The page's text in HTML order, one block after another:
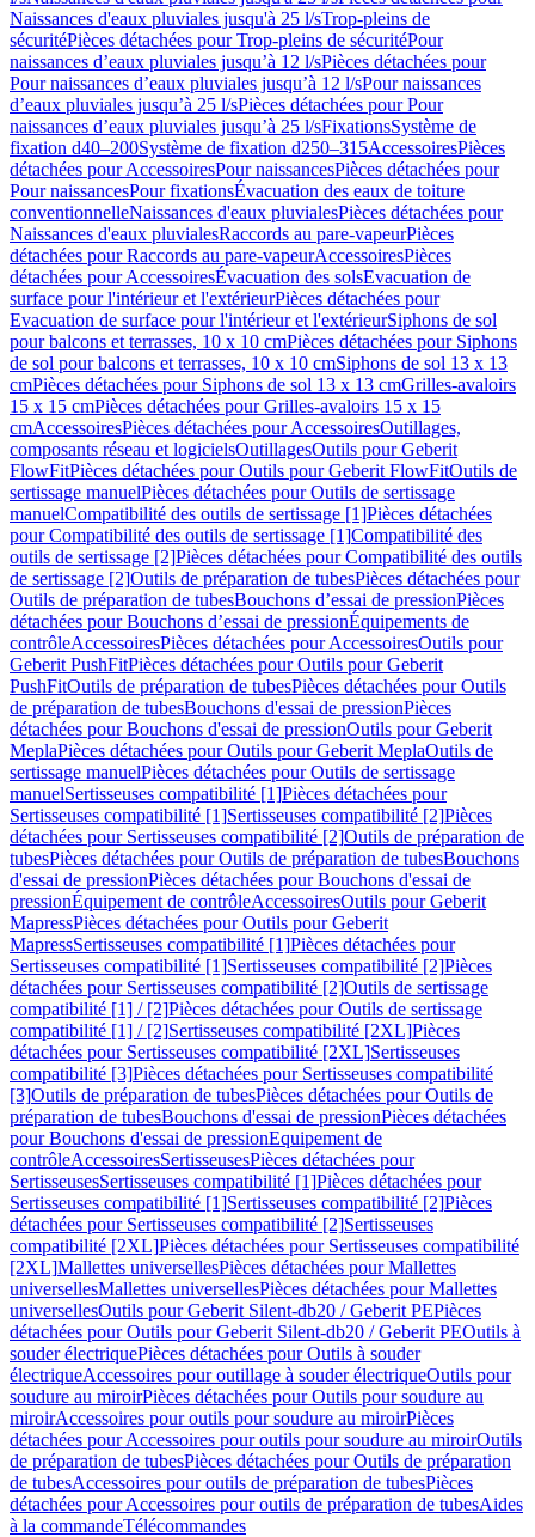
Naissances d'eaux pluviales jusqu'à 25 l/sTrop-pleins de
sécuritéPièces détachées pour Trop-pleins de sécuritéPour
naissances d’eaux pluviales jusqu’à 12 l/sPièces détachées pour
Pour naissances d’eaux pluviales jusqu’à 12 l/sPour naissances
d’eaux pluviales jusqu’à 25 l/sPièces détachées pour Pour
naissances d’eaux pluviales jusqu’à 25 l/sFixationsSystème de
fixation d40–200Système de fixation d250–315AccessoiresPièces
détachées pour AccessoiresPour naissancesPièces détachées pour
Pour naissancesPour fixationsÉvacuation des eaux de toiture
conventionnelleNaissances d'eaux pluvialesPièces détachées pour
Naissances d'eaux pluvialesRaccords au pare-vapeurPièces
détachées pour Raccords au pare-vapeurAccessoiresPièces
détachées pour AccessoiresÉvacuation des solsEvacuation de
surface pour l'intérieur et l'extérieurPièces détachées pour
Evacuation de surface pour l'intérieur et l'extérieurSiphons de sol
pour balcons et terrasses, 10 x 10 cmPièces détachées pour Siphons
de sol pour balcons et terrasses, 10 x 10 cmSiphons de sol 13 x 13
cmPièces détachées pour Siphons de sol 13 x 13 cmGrilles-avaloirs
15 x 15 cmPièces détachées pour Grilles-avaloirs 15 x 15
cmAccessoiresPièces détachées pour AccessoiresOutillages,
composants réseau et logicielsOutillagesOutils pour Geberit
FlowFitPièces détachées pour Outils pour Geberit FlowFitOutils de
sertissage manuelPièces détachées pour Outils de sertissage
manuelCompatibilité des outils de sertissage [1]Pièces détachées
pour Compatibilité des outils de sertissage [1]Compatibilité des
outils de sertissage [2]Pièces détachées pour Compatibilité des outils
de sertissage [2]Outils de préparation de tubesPièces détachées pour
Outils de préparation de tubesBouchons d’essai de pressionPièces
détachées pour Bouchons d’essai de pressionÉquipements de
contrôleAccessoiresPièces détachées pour AccessoiresOutils pour
Geberit PushFitPièces détachées pour Outils pour Geberit
PushFitOutils de préparation de tubesPièces détachées pour Outils
de préparation de tubesBouchons d'essai de pressionPièces
détachées pour Bouchons d'essai de pressionOutils pour Geberit
MeplaPièces détachées pour Outils pour Geberit MeplaOutils de
sertissage manuelPièces détachées pour Outils de sertissage
manuelSertisseuses compatibilité [1]Pièces détachées pour
Sertisseuses compatibilité [1]Sertisseuses compatibilité [2]Pièces
détachées pour Sertisseuses compatibilité [2]Outils de préparation de
tubesPièces détachées pour Outils de préparation de tubesBouchons
d'essai de pressionPièces détachées pour Bouchons d'essai de
pressionÉquipement de contrôleAccessoiresOutils pour Geberit
MapressPièces détachées pour Outils pour Geberit
MapressSertisseuses compatibilité [1]Pièces détachées pour
Sertisseuses compatibilité [1]Sertisseuses compatibilité [2]Pièces
détachées pour Sertisseuses compatibilité [2]Outils de sertissage
compatibilité [1] / [2]Pièces détachées pour Outils de sertissage
compatibilité [1] / [2]Sertisseuses compatibilité [2XL]Pièces
détachées pour Sertisseuses compatibilité [2XL]Sertisseuses
compatibilité [3]Pièces détachées pour Sertisseuses compatibilité
[3]Outils de préparation de tubesPièces détachées pour Outils de
préparation de tubesBouchons d'essai de pressionPièces détachées
pour Bouchons d'essai de pressionEquipement de
contrôleAccessoiresSertisseusesPièces détachées pour
SertisseusesSertisseuses compatibilité [1]Pièces détachées pour
Sertisseuses compatibilité [1]Sertisseuses compatibilité [2]Pièces
détachées pour Sertisseuses compatibilité [2]Sertisseuses
compatibilité [2XL]Pièces détachées pour Sertisseuses compatibilité
[2XL]Mallettes universellesPièces détachées pour Mallettes
universellesMallettes universellesPièces détachées pour Mallettes
universellesOutils pour Geberit Silent-db20 / Geberit PEPièces
détachées pour Outils pour Geberit Silent-db20 / Geberit PEOutils à
souder électriquePièces détachées pour Outils à souder
électriqueAccessoires pour outillage à souder électriqueOutils pour
soudure au miroirPièces détachées pour Outils pour soudure au
miroirAccessoires pour outils pour soudure au miroirPièces
détachées pour Accessoires pour outils pour soudure au miroirOutils
de préparation de tubesPièces détachées pour Outils de préparation
de tubesAccessoires pour outils de préparation de tubesPièces
détachées pour Accessoires pour outils de préparation de tubesAides
à la commandeTélécommandes